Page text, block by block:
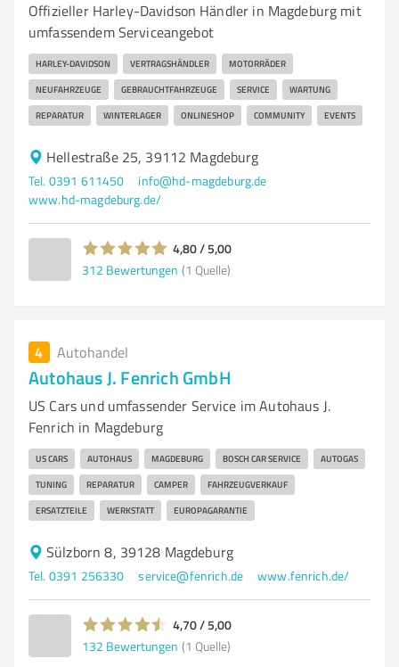
Offizieller Harley-Davidson Händler in Magdeburg mit
umfassendem Serviceangebot
HARLEY-DAVIDSON VERTRAGSHÄNDLER MOTORRÄDER
NEUFAHRZEUGE GEBRAUCHTFAHRZEUGE SERVICE WARTUNG
REPARATUR WINTERLAGER ONLINESHOP COMMUNITY EVENTS
Hellestraße 25, 39112 Magdeburg
Tel. 0391 611450
info@hd-magdeburg.de
www.hd-magdeburg.de/
4,80 / 5,00
312 Bewertungen (1 Quelle)
4 Autohandel
Autohaus J. Fenrich GmbH
US Cars und umfassender Service im Autohaus J.
Fenrich in Magdeburg
US CARS AUTOHAUS MAGDEBURG BOSCH CAR SERVICE AUTOGAS
TUNING REPARATUR CAMPER FAHRZEUGVERKAUF
ERSATZTEILE WERKSTATT EUROPAGARANTIE
Sülzborn 8, 39128 Magdeburg
Tel. 0391 256330 service@fenrich.de www.fenrich.de/
4,70 / 5,00
132 Bewertungen (1 Quelle)